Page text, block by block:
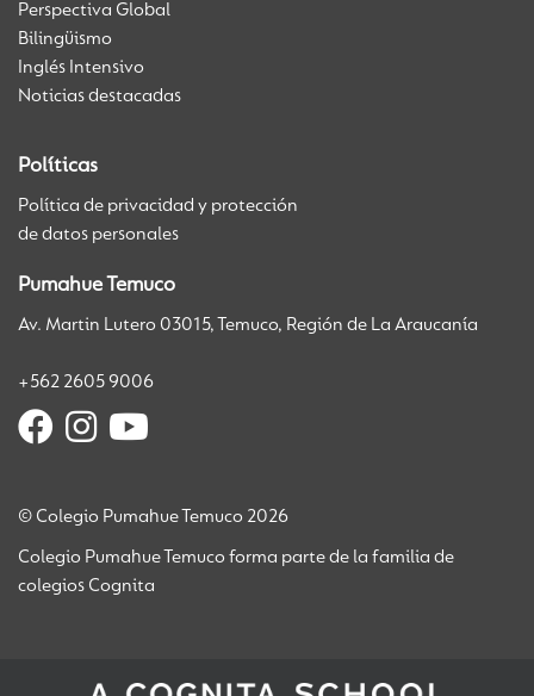
Perspectiva Global
Bilingüismo
Inglés Intensivo
Noticias destacadas
Políticas
Política de privacidad y protección
de datos personales
Pumahue Temuco
Av. Martin Lutero 03015, Temuco, Región de La Araucanía
+562 2605 9006
© Colegio Pumahue Temuco 2026
Colegio Pumahue Temuco forma parte de la familia de
colegios Cognita